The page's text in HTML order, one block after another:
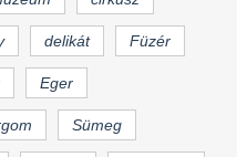
delikát Füzér
Eger
Sümeg